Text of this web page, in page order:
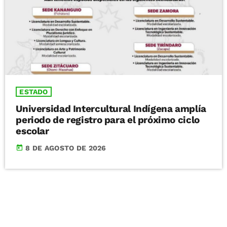
ESTADO
Universidad Intercultural Indígena amplía
periodo de registro para el próximo ciclo
escolar
today 8 DE AGOSTO DE 2026